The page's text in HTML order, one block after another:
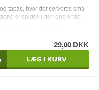
tapas, hvor der serveres små
er spidse i den ene ende
koncept Farve: Natur
Bambus
29,00DKK